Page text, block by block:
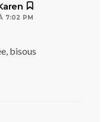
7:02 PM
bisous